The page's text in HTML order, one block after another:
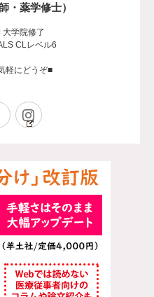
・薬学修士）
学院修了
CLレベル6
軽にどうぞ■
Facebook